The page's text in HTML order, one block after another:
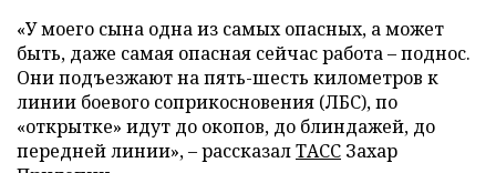
«У моего сына одна из самых опасных, а может
быть, даже самая опасная сейчас работа – поднос.
Они подъезжают на пять-шесть километров к
линии боевого соприкосновения (ЛБС), по
«открытке» идут до окопов, до блиндажей, до
передней линии», – рассказалТАСС Захар